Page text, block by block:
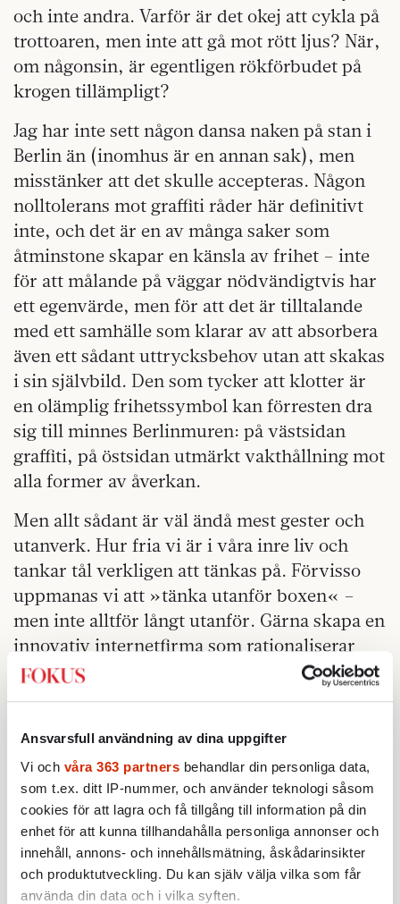
Ansvarsfull användning av dina uppgifter
Vi och våra 363 partners behandlar din personliga data,
som t.ex. ditt IP-nummer, och använder teknologi såsom
cookies för att lagra och få tillgång till information på din
enhet för att kunna tillhandahålla personliga annonser och
innehåll, annons- och innehållsmätning, åskådarinsikter
och produktutveckling. Du kan själv välja vilka som får
använda din data och i vilka syften.
och inte andra. Varför är det okej att cykla på
trottoaren, men inte att gå mot rött ljus? När,
om någonsin, är egentligen rökförbudet på
krogen tillämpligt?
Jag har inte sett någon dansa naken på stan i
Berlin än (inomhus är en annan sak), men
misstänker att det skulle accepteras. Någon
nolltolerans mot graffiti råder här definitivt
inte, och det är en av många saker som
åtminstone skapar en känsla av frihet – inte
för att målande på väggar nödvändigtvis har
ett egenvärde, men för att det är tilltalande
med ett samhälle som klarar av att absorbera
även ett sådant uttrycksbehov utan att skakas
i sin självbild. Den som tycker att klotter är
en olämplig frihetssymbol kan förresten dra
sig till minnes Berlinmuren: på västsidan
graffiti, på östsidan utmärkt vakthållning mot
alla former av åverkan.
Men allt sådant är väl ändå mest gester och
utanverk. Hur fria vi är i våra inre liv och
tankar tål verkligen att tänkas på. Förvisso
uppmanas vi att »tänka utanför boxen« –
men inte alltför långt utanför. Gärna skapa en
innovativ internetfirma som rationaliserar
bort avlönat tjänstearbete. Men att tänka så
långt utanför att man börjar ifrågasätta
nästan lika gärna dansa naken på stan. Och
ändå är det inte det som brukar åsyftas när
folk talar om »åsiktskorridoren«? Ju mindre
jag förstår, desto mer tänker jag.